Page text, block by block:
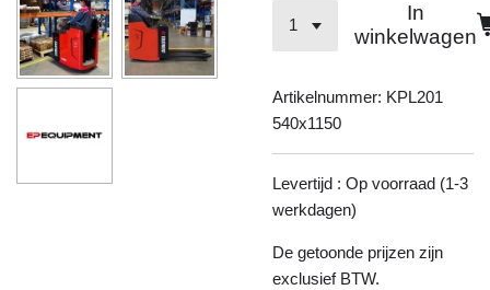
In
winkelwagen
Artikelnummer: KPL201
540x1150
Levertijd : Op voorraad (1-3
werkdagen)
De getoonde prijzen zijn
exclusief BTW.